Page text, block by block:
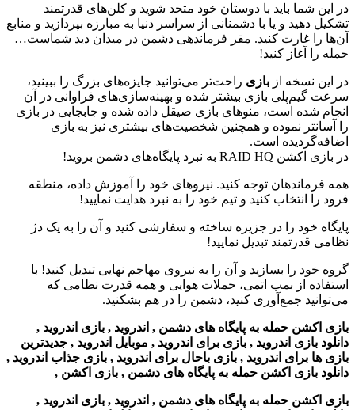
در این شما باید با دوستان خود متحد شوید و کلن‌های قدرتمند
تشکیل دهید و یا با دشمنانی از سراسر دنیا به مبارزه بپردازید و منابع
آن‌ها را غارت کنید. مقر فرماندهی دشمن در میدان دید شماست…
حمله را آغاز کنید!
در این نسخه از بازی راحت‌تر می‌توانید جایزه‌های بزرگ را ببینید،
سرعت گیم‌پلی بازی بیشتر شده و بهینه‌سازی‌های فراوانی در آن
انجام شده است، منوهای بازی صیقل داده شده و جابجایی در بازی
را آسانتر نموده و همچنین شخصیت‌های بیشتری نیز به بازی
اضافه‌گردیده است.
در بازی اکشن RAID HQ به نبرد پایگاه‌های دشمن بروید!
همه فرماندهان توجه کنید. نیروهای خود را آموزش داده، منطقه
فرود را انتخاب کنید و تیم خود را به نبرد هدایت نمایید!
پایگاه خود را در جزیره ساخته و سفارشی کنید و آن را به یک دژ
نظامی قدرتمند تبدیل نمایید!
گروه خود را بسازید و آن را به نیروی مهاجم نهایی تبدیل کنید! با
استفاده از بمب اتمی، حملات هوایی و همه قدرت نظامی که
می‌توانید جمع‌آوری کنید، دشمن را در هم بشکنید.
بازی اکشن حمله به پایگاه های دشمن , اندروید , بازی اندروید ,
دانلود بازی اندروید , بازی برای اندروید , موبایل اندروید , جدیدترین
بازی ها برای اندروید , بازی باحال برای اندروید , بازی جذاب اندروید ,
دانلود بازی اکشن حمله به پایگاه های دشمن , بازی اکشن ,
بازی اکشن حمله به پایگاه های دشمن , اندروید , بازی اندروید ,